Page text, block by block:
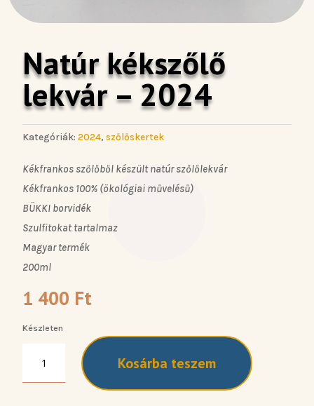
Natúr kékszőlő
lekvár – 2024
Kategóriák:2024,szőlőskertek
Kékfrankos szőlőből készült natúr szőlőlekvár
Kékfrankos 100% (ökológiai művelésű)
BÜKKI borvidék
Szulfitokat tartalmaz
Magyar termék
200ml
1 400 Ft
Készleten
kékszőlő
lekvár
Kosárba teszem